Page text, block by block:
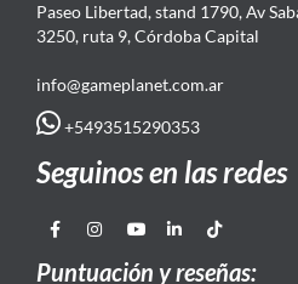
Paseo Libertad, stand 1790, Av
3250, ruta 9, Córdoba Capital
info@gameplanet.com.ar
+5493515290353
Seguinos en las redes
Puntuación y reseñas: